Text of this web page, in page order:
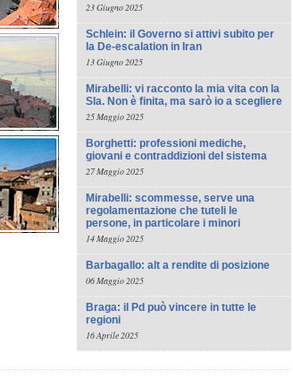
23 Giugno 2025
Schlein: il Governo si attivi subito per
la De-escalation in Iran
13 Giugno 2025
Mirabelli: vi racconto la mia vita con la
Sla. Non è finita, ma sarò io a scegliere
25 Maggio 2025
Borghetti: professioni mediche,
giovani e contraddizioni del sistema
27 Maggio 2025
Mirabelli: scommesse, serve una
regolamentazione che tuteli le
persone, in particolare i minori
14 Maggio 2025
Barbagallo: alt a rendite di posizione
06 Maggio 2025
Braga: il Pd può vincere in tutte le
regioni
16 Aprile 2025